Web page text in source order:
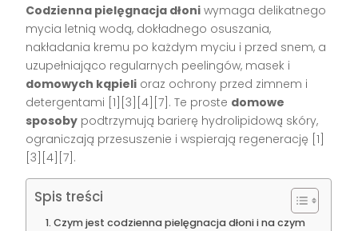
Codzienna pielęgnacja dłoni wymaga delikatnego
mycia letnią wodą, dokładnego osuszania,
nakładania kremu po każdym myciu i przed snem, a
uzupełniająco regularnych peelingów, masek i
domowych kąpieli oraz ochrony przed zimnem i
detergentami [1][3][4][7]. Te proste domowe
sposoby podtrzymują barierę hydrolipidową skóry,
ograniczają przesuszenie i wspierają regenerację [1]
[3][4][7].
Spis treści
Czym jest codzienna pielęgnacja dłoni i na czym